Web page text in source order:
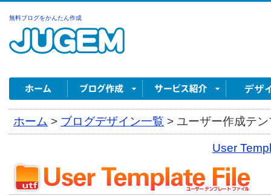
無料ブログをかんたん作成
ホーム > ブログデザイン一覧 > ユーザー作成テ
User